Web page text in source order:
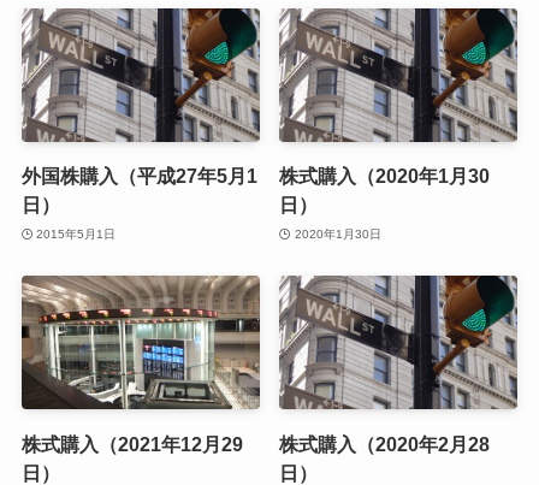
外国株購入（平成27年5月1
日）
2015年5月1日
株式購入（2020年1月30
日）
2020年1月30日
株式購入（2021年12月29
日）
株式購入（2020年2月28
日）